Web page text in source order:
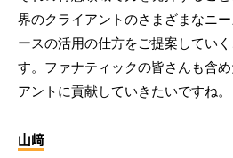
界のクライアントのさまざまなニ
ースの活用の仕方をご提案してい
す。ファナティックの皆さんも含
アントに貢献していきたいですね。
山﨑